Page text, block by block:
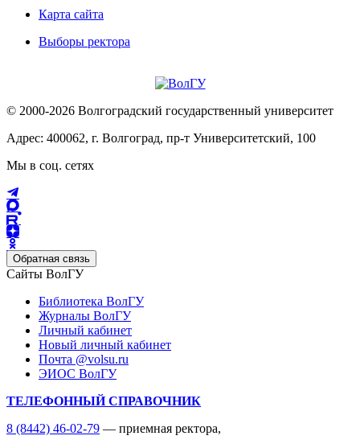
Карта сайта
Выборы ректора
© 2000-2026 Волгоградский государственный университет
Адрес: 400062, г. Волгоград, пр-т Университетский, 100
Мы в соц. сетях
Обратная связь
Сайты ВолГУ
Библиотека ВолГУ
Журналы ВолГУ
Личный кабинет
Новый личный кабинет
Почта @volsu.ru
ЭИОС ВолГУ
ТЕЛЕФОННЫЙ СПРАВОЧНИК
8 (8442) 46-02-79 — приемная ректора,